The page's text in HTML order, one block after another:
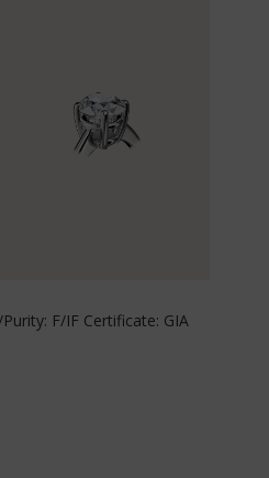
F/IF Certificate: GIA